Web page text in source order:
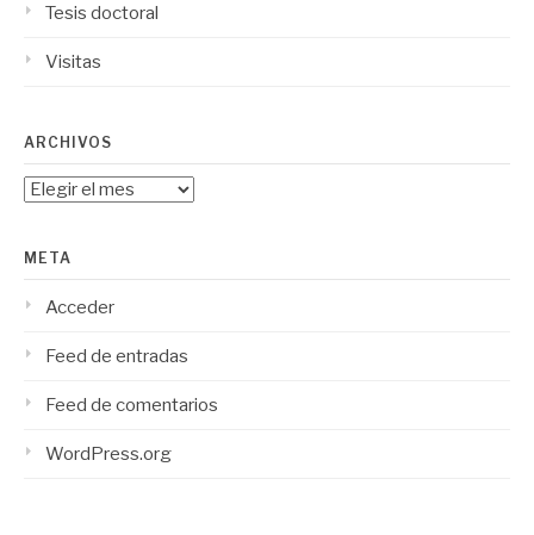
Tesis doctoral
Visitas
ARCHIVOS
Archivos
META
Acceder
Feed de entradas
Feed de comentarios
WordPress.org